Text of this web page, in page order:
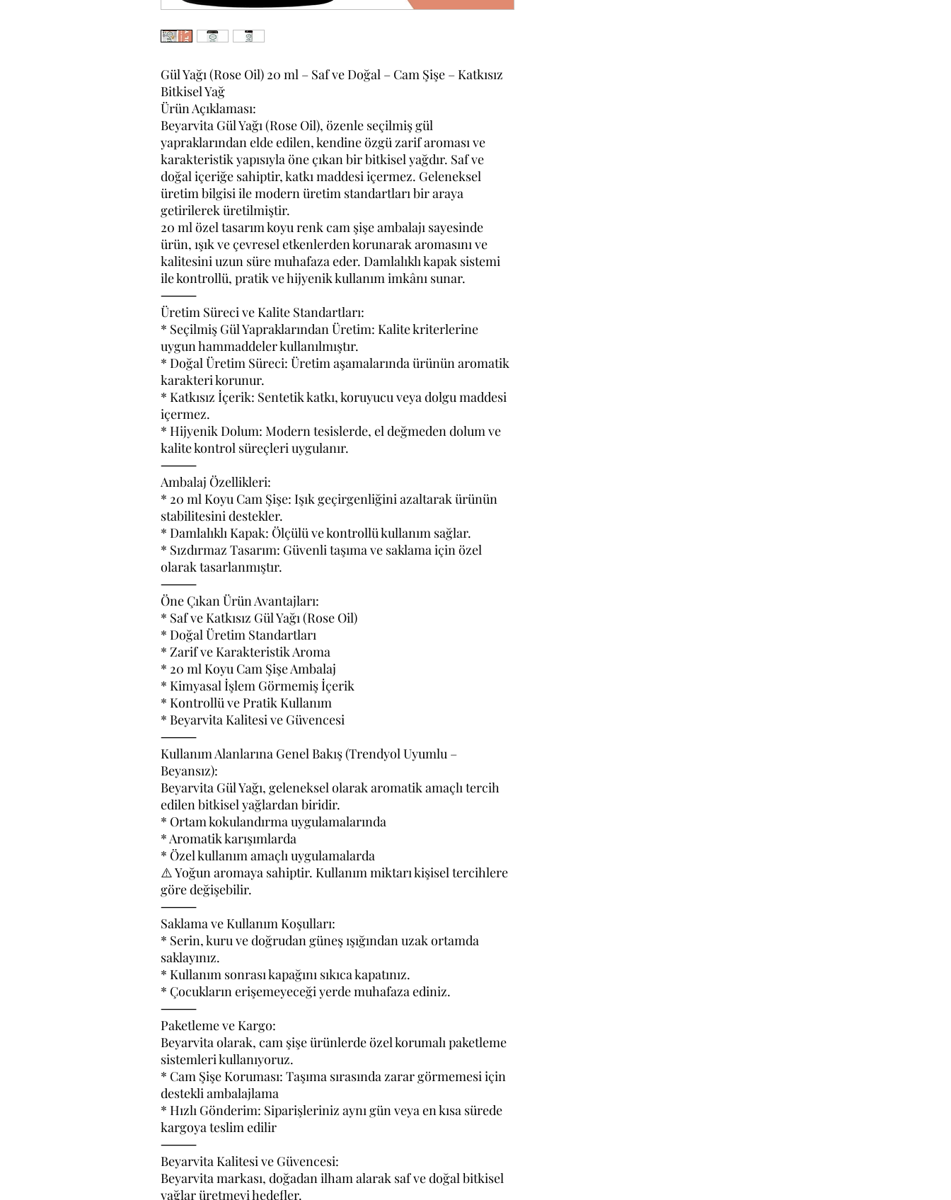
Gül Yağı (Rose Oil) 20 ml – Saf ve Doğal – Cam Şişe – Katkısız
Bitkisel Yağ
Ürün Açıklaması:
Beyarvita Gül Yağı (Rose Oil), özenle seçilmiş gül
yapraklarından elde edilen, kendine özgü zarif aroması ve
karakteristik yapısıyla öne çıkan bir bitkisel yağdır. Saf ve
doğal içeriğe sahiptir, katkı maddesi içermez. Geleneksel
üretim bilgisi ile modern üretim standartları bir araya
getirilerek üretilmiştir.
20 ml özel tasarım koyu renk cam şişe ambalajı sayesinde
ürün, ışık ve çevresel etkenlerden korunarak aromasını ve
kalitesini uzun süre muhafaza eder. Damlalıklı kapak sistemi
ile kontrollü, pratik ve hijyenik kullanım imkânı sunar.
⸻
Üretim Süreci ve Kalite Standartları:
* Seçilmiş Gül Yapraklarından Üretim: Kalite kriterlerine
uygun hammaddeler kullanılmıştır.
* Doğal Üretim Süreci: Üretim aşamalarında ürünün aromatik
karakteri korunur.
* Katkısız İçerik: Sentetik katkı, koruyucu veya dolgu maddesi
içermez.
* Hijyenik Dolum: Modern tesislerde, el değmeden dolum ve
kalite kontrol süreçleri uygulanır.
⸻
Ambalaj Özellikleri:
* 20 ml Koyu Cam Şişe: Işık geçirgenliğini azaltarak ürünün
stabilitesini destekler.
* Damlalıklı Kapak: Ölçülü ve kontrollü kullanım sağlar.
* Sızdırmaz Tasarım: Güvenli taşıma ve saklama için özel
olarak tasarlanmıştır.
⸻
Öne Çıkan Ürün Avantajları:
* Saf ve Katkısız Gül Yağı (Rose Oil)
* Doğal Üretim Standartları
* Zarif ve Karakteristik Aroma
* 20 ml Koyu Cam Şişe Ambalaj
* Kimyasal İşlem Görmemiş İçerik
* Kontrollü ve Pratik Kullanım
* Beyarvita Kalitesi ve Güvencesi
⸻
Kullanım Alanlarına Genel Bakış (Trendyol Uyumlu –
Beyansız):
Beyarvita Gül Yağı, geleneksel olarak aromatik amaçlı tercih
edilen bitkisel yağlardan biridir.
* Ortam kokulandırma uygulamalarında
* Aromatik karışımlarda
* Özel kullanım amaçlı uygulamalarda
⚠️ Yoğun aromaya sahiptir. Kullanım miktarı kişisel tercihlere
göre değişebilir.
⸻
Saklama ve Kullanım Koşulları:
* Serin, kuru ve doğrudan güneş ışığından uzak ortamda
saklayınız.
* Kullanım sonrası kapağını sıkıca kapatınız.
* Çocukların erişemeyeceği yerde muhafaza ediniz.
⸻
Paketleme ve Kargo:
Beyarvita olarak, cam şişe ürünlerde özel korumalı paketleme
sistemleri kullanıyoruz.
* Cam Şişe Koruması: Taşıma sırasında zarar görmemesi için
destekli ambalajlama
* Hızlı Gönderim: Siparişleriniz aynı gün veya en kısa sürede
kargoya teslim edilir
⸻
Beyarvita Kalitesi ve Güvencesi:
Beyarvita markası, doğadan ilham alarak saf ve doğal bitkisel
yağlar üretmeyi hedefler.